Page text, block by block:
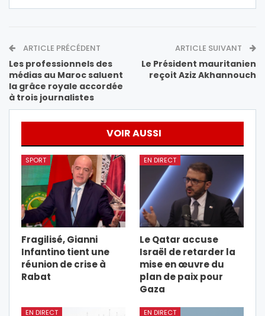
ARTICLE PRÉCÉDENT
Les professionnels des
médias au Maroc saluent
la grâce royale accordée
à trois journalistes
ARTICLE SUIVANT
Le Président mauritanien
reçoit Aziz Akhannouch
VOIR AUSSI
SPORT
Fragilisé, Gianni
Infantino tient une
réunion de crise à
Rabat
EN DIRECT
Le Qatar accuse
Israël de retarder la
mise en œuvre du
plan de paix pour
Gaza
EN DIRECT EN DIRECT